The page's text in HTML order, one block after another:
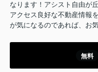
なります！アシスト自由が
アクセス良好な不動産情報
が気になるのであれば、お
無料